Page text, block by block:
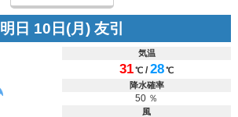
明日 10日(月) 友引
気温
31℃ /28℃
降水確率
50 ％
風